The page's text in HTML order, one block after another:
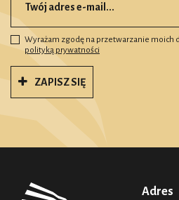
Wyrażam zgodę na przetwarzanie moich
polityką prywatności
ZAPISZ SIĘ
Adres